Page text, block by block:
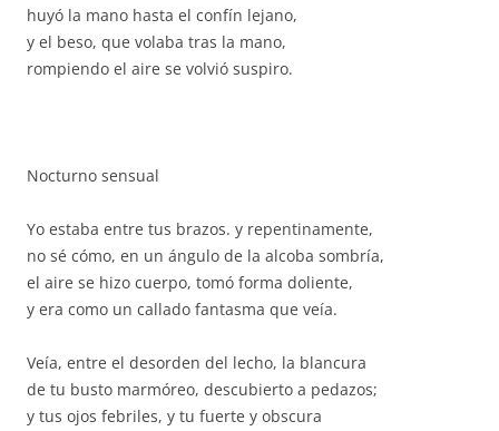
huyó la mano hasta el confín lejano,
y el beso, que volaba tras la mano,
rompiendo el aire se volvió suspiro.
Nocturno sensual
Yo estaba entre tus brazos. y repentinamente,
no sé cómo, en un ángulo de la alcoba sombría,
el aire se hizo cuerpo, tomó forma doliente,
y era como un callado fantasma que veía.
Veía, entre el desorden del lecho, la blancura
de tu busto marmóreo, descubierto a pedazos;
y tus ojos febriles, y tu fuerte y obscura